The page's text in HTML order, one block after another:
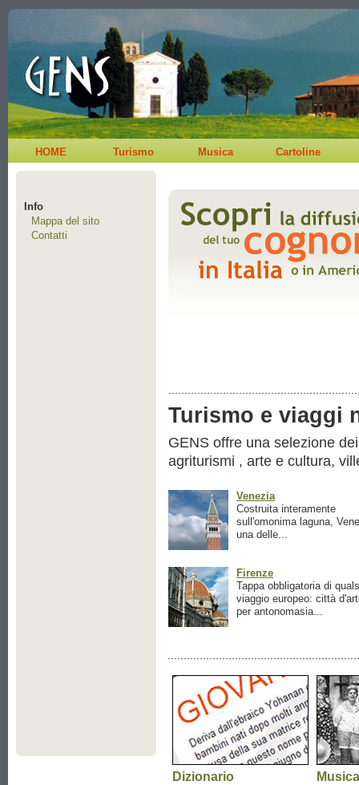
HOME Turismo Musica Cartoline
Info
Mappa del sito
Contatti
Turismo e viaggi
GENS offre una selezione
agriturismi , arte e cultura,
Venezia
Costruita interamente
sull'omonima laguna,
una delle...
Firenze
Tappa obbligatoria di
viaggio europeo: città
per antonomasia...
Dizionario
Musica